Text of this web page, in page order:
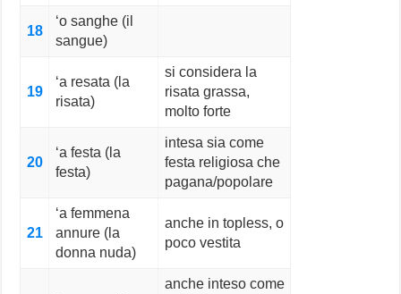
18
‘o sanghe (il
sangue)
19
‘a resata (la
risata)
si considera la
risata grassa,
molto forte
20
‘a festa (la
festa)
intesa sia come
festa religiosa che
pagana/popolare
21
‘a femmena
annure (la
donna nuda)
anche in topless, o
poco vestita
anche inteso come